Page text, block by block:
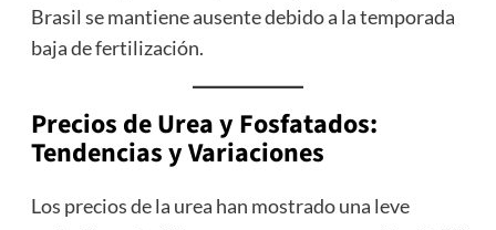
Brasil se mantiene ausente debido a la temporada
baja de fertilización.
Precios de Urea y Fosfatados:
Tendencias y Variaciones
Los precios de la urea han mostrado una leve